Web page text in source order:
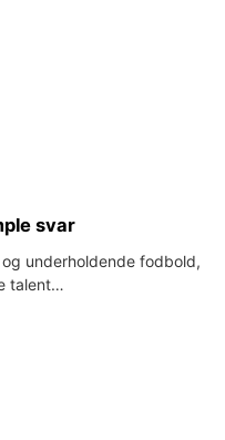
svar
underholdende fodbold,
talent…